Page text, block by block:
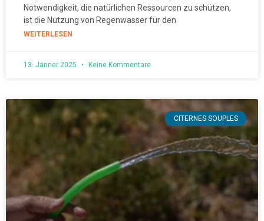
Notwendigkeit, die natürlichen Ressourcen zu schützen,
ist die Nutzung von Regenwasser für den
WEITERLESEN
13. Jänner 2025 Keine Kommentare
CITERNES SOUPLES